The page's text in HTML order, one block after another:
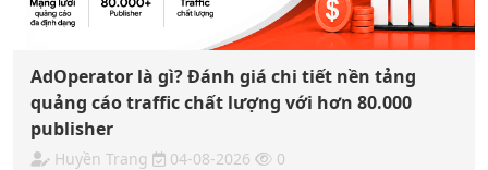
AdOperator là gì? Đánh giá chi tiết nền tảng
quảng cáo traffic chất lượng với hơn 80.000
publisher
Huyền Trang 04-08-2026 0